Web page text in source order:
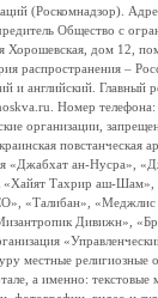
(Роскомнадзор).
Общество с
дом 12,
распространения –
и английский. Главный
Номер
организации,
ан-Нусра»,
«Хайят Тахрир аш-Шам»,
«Талибан», «Меджлис
Дивижн»,
местные религиозные
а именно: текстовые